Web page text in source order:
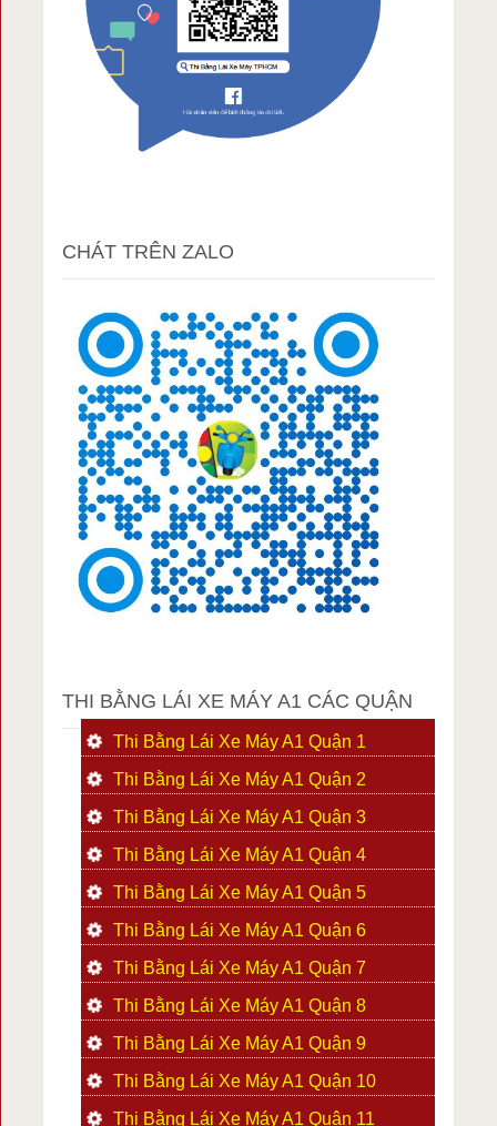
CHÁT TRÊN ZALO
THI BẰNG LÁI XE MÁY A1 CÁC QUẬN
Thi Bằng Lái Xe Máy A1 Quận 1
Thi Bằng Lái Xe Máy A1 Quận 2
Thi Bằng Lái Xe Máy A1 Quận 3
Thi Bằng Lái Xe Máy A1 Quận 4
Thi Bằng Lái Xe Máy A1 Quận 5
Thi Bằng Lái Xe Máy A1 Quận 6
Thi Bằng Lái Xe Máy A1 Quận 7
Thi Bằng Lái Xe Máy A1 Quận 8
Thi Bằng Lái Xe Máy A1 Quận 9
Thi Bằng Lái Xe Máy A1 Quận 10
Thi Bằng Lái Xe Máy A1 Quận 11